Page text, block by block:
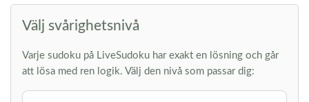
Välj svårighetsnivå
Varje sudoku på LiveSudoku har exakt en lösning och går
att lösa med ren logik. Välj den nivå som passar dig: